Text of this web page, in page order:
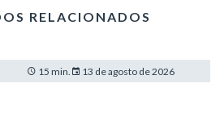
RELACIONADOS
15 min. 13 de agosto de 2026